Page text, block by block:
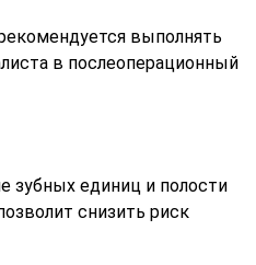
выполнять
в послеоперационный
зубных единиц и полости
снизить риск